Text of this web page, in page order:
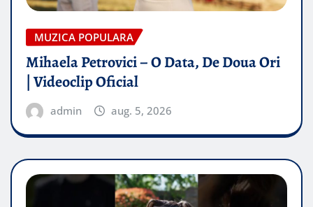
MUZICA POPULARA
Mihaela Petrovici – O Data, De Doua Ori
| Videoclip Oficial
admin aug. 5, 2026